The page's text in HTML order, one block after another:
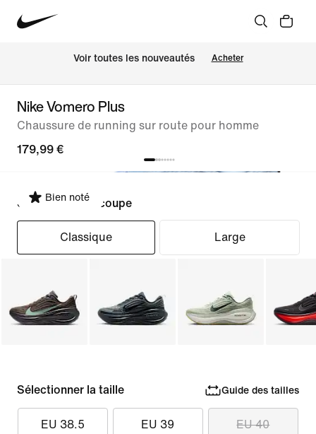
Voir toutes les nouveautés Acheter
Nike Vomero Plus
Chaussure de running sur route pour homme
179,99 €
Bien noté
Sélectionner la coupe
Classique Large
Sélectionner la taille Guide des tailles
EU 38.5 EU 39 EU 40